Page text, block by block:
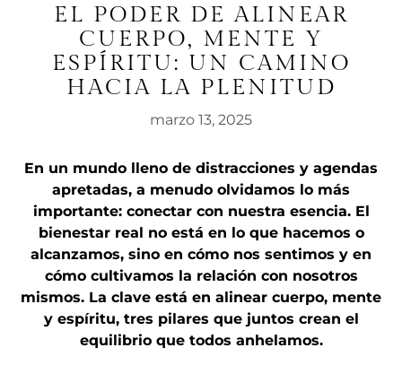
EL PODER DE ALINEAR
CUERPO, MENTE Y
ESPÍRITU: UN CAMINO
HACIA LA PLENITUD
marzo 13, 2025
En un mundo lleno de distracciones y agendas
apretadas, a menudo olvidamos lo más
importante: conectar con nuestra esencia. El
bienestar real no está en lo que hacemos o
alcanzamos, sino en cómo nos sentimos y en
cómo cultivamos la relación con nosotros
mismos. La clave está en alinear cuerpo, mente
y espíritu, tres pilares que juntos crean el
equilibrio que todos anhelamos.